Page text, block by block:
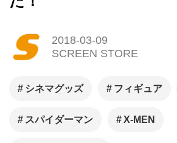
2018-03-09
SCREEN STORE
シネマグッズ フィギュア
スパイダーマン X-MEN